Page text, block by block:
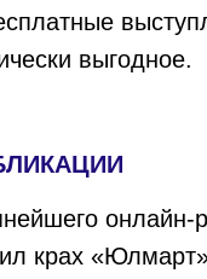
выгодное.
онлайн-
крах